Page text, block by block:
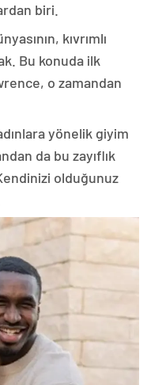
biri.
kıvrımlı
Bu konuda ilk
o zamandan
yönelik giyim
da bu zayıflık
olduğunuz